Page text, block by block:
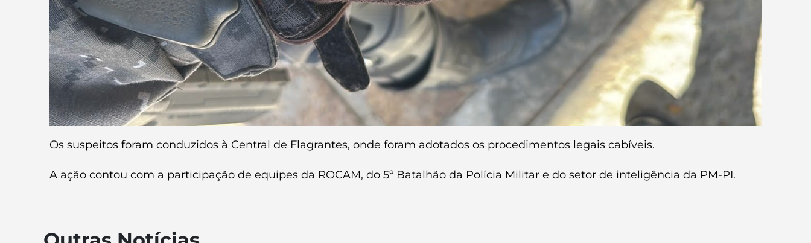
Os suspeitos foram conduzidos à Central de Flagrantes, onde foram adotados os procedimentos legais cabíveis.
A ação contou com a participação de equipes da ROCAM, do 5º Batalhão da Polícia Militar e do setor de inteligência da PM-PI.